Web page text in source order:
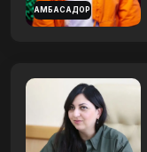
АМБАСАДОР